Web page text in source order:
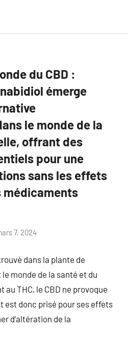
du CBD :
émerge
le monde de la
offrant des
pour une
sans les effets
médicaments
7, 2024
dans la plante de
le monde de la santé et du
THC, le CBD ne provoque
est donc prisé pour ses effets
d’altération de la